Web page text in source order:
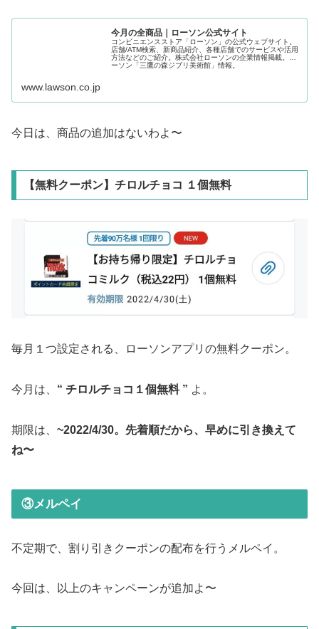
今月の全商品｜ローソン公式サイト
コンビニエンスストア「ローソン」の公式ウェブサイト。
店舗/ATM検索、新商品紹介、各種店舗でのサービスや活用
方法などのご紹介。株式会社ローソンの企業情報掲載。ロ
ーソン「三鷹の森ジブリ美術館」情報。
www.lawson.co.jp
今日は、商品の追加はないわよ〜
【無料クーポン】チロルチョコ １個無料
毎月１つ設定される、ローソンアプリの無料クーポン。
今月は、 “ チロルチョコ１個無料 ” よ。
期限は、 ~2022/4/30。先着順だから、早めに引き換えて
ね〜
③メルペイ
不定期で、割り引きクーポンの配布を行うメルペイ。
今回は、以上のキャンペーンが追加よ〜